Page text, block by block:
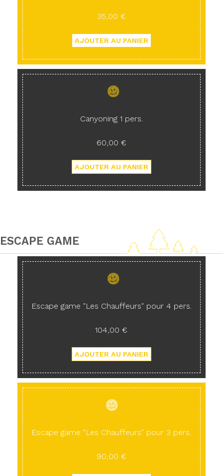
35,00 €
Canyoning 1 pers.
60,00 €
ESCAPE GAME
Escape game "Les Chauffeurs" pour 4 pers.
104,00 €
Escape game "Les Chauffeurs" pour 3 pers.
90,00 €